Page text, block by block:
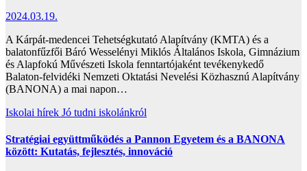
2024.03.19.
A Kárpát-medencei Tehetségkutató Alapítvány (KMTA) és a
balatonfűzfői Báró Wesselényi Miklós Általános Iskola, Gimnázium
és Alapfokú Művészeti Iskola fenntartójaként tevékenykedő
Balaton-felvidéki Nemzeti Oktatási Nevelési Közhasznú Alapítvány
(BANONA) a mai napon…
Iskolai hírek Jó tudni iskolánkról
Stratégiai együttműködés a Pannon Egyetem és a BANONA
között: Kutatás, fejlesztés, innováció